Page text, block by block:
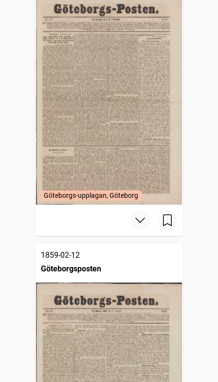
Göteborgs-upplagan, Göteborg
1859-02-12
Göteborgsposten